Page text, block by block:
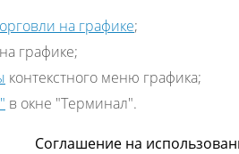
на графике;
на графике;
контекстного меню графика;
в окне "Терминал".
Соглашение на